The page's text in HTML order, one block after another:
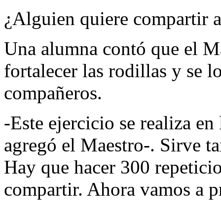
¿Alguien quiere compartir
Una alumna contó que el
fortalecer las rodillas y se
compañeros.
-Este ejercicio se realiza en
agregó el Maestro-. Sirve
Hay que hacer 300
compartir. Ahora vamos a